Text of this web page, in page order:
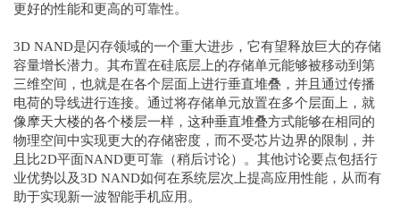
更好的性能和更高的可靠性。
3D NAND是闪存领域的一个重大进步，它有望释放巨大的存储
容量增长潜力。其布置在硅底层上的存储单元能够被移动到第
三维空间，也就是在各个层面上进行垂直堆叠，并且通过传播
电荷的导线进行连接。通过将存储单元放置在多个层面上，就
像摩天大楼的各个楼层一样，这种垂直堆叠方式能够在相同的
物理空间中实现更大的存储密度，而不受芯片边界的限制，并
且比2D平面NAND更可靠（稍后讨论）。其他讨论要点包括行
业优势以及3D NAND如何在系统层次上提高应用性能，从而有
助于实现新一波智能手机应用。